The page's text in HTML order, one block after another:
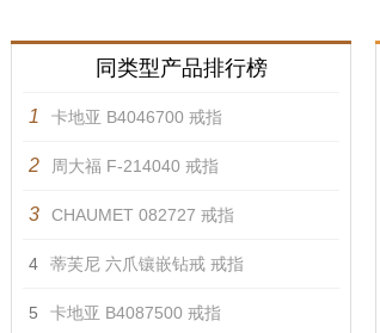
同类型产品排行榜
1 卡地亚 B4046700 戒指
2 周大福 F-214040 戒指
3 CHAUMET 082727 戒指
4 蒂芙尼 六爪镶嵌钻戒 戒指
5 卡地亚 B4087500 戒指